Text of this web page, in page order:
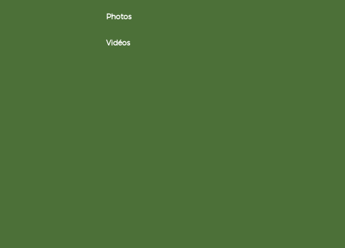
Photos
Vidéos